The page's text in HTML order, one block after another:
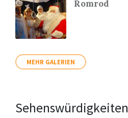
Romrod
MEHR GALERIEN
Sehenswürdigkeiten